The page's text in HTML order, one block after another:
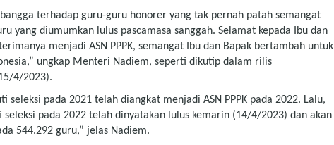
terhadap guru-guru honorer yang tak pernah patah semangat
yang diumumkan lulus pascamasa sanggah. Selamat kepada Ibu dan
menjadi ASN PPPK, semangat Ibu dan Bapak bertambah untuk
ungkap Menteri Nadiem, seperti dikutip dalam rilis
4/2023).
seleksi pada 2021 telah diangkat menjadi ASN PPPK pada 2022. Lalu,
pada 2022 telah dinyatakan lulus kemarin (14/4/2023) dan akan
544.292 guru,” jelas Nadiem.